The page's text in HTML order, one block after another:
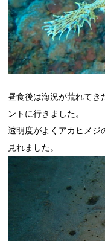
昼食後は海況が荒れてき
ントに行きました。
透明度がよくアカヒメジ
見れました。